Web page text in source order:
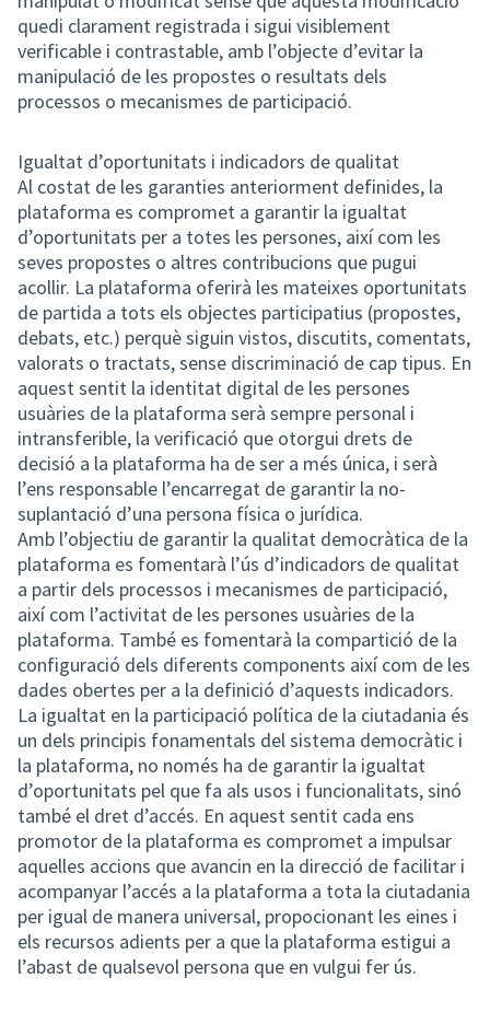
quedi clarament registrada i sigui visiblement
verificable i contrastable, amb l’objecte d’evitar la
manipulació de les propostes o resultats dels
processos o mecanismes de participació.
Igualtat d’oportunitats i indicadors de qualitat
Al costat de les garanties anteriorment definides, la
plataforma es compromet a garantir la igualtat
d’oportunitats per a totes les persones, així com les
seves propostes o altres contribucions que pugui
acollir. La plataforma oferirà les mateixes oportunitats
de partida a tots els objectes participatius (propostes,
debats, etc.) perquè siguin vistos, discutits, comentats,
valorats o tractats, sense discriminació de cap tipus. En
aquest sentit la identitat digital de les persones
usuàries de la plataforma serà sempre personal i
intransferible, la verificació que otorgui drets de
decisió a la plataforma ha de ser a més única, i serà
l’ens responsable l’encarregat de garantir la no-
suplantació d’una persona física o jurídica.
Amb l’objectiu de garantir la qualitat democràtica de la
plataforma es fomentarà l’ús d’indicadors de qualitat
a partir dels processos i mecanismes de participació,
així com l’activitat de les persones usuàries de la
plataforma. També es fomentarà la compartició de la
configuració dels diferents components així com de les
dades obertes per a la definició d’aquests indicadors.
La igualtat en la participació política de la ciutadania és
un dels principis fonamentals del sistema democràtic i
la plataforma, no només ha de garantir la igualtat
d’oportunitats pel que fa als usos i funcionalitats, sinó
també el dret d’accés. En aquest sentit cada ens
promotor de la plataforma es compromet a impulsar
aquelles accions que avancin en la direcció de facilitar i
acompanyar l’accés a la plataforma a tota la ciutadania
per igual de manera universal, propocionant les eines i
els recursos adients per a que la plataforma estigui a
l’abast de qualsevol persona que en vulgui fer ús.